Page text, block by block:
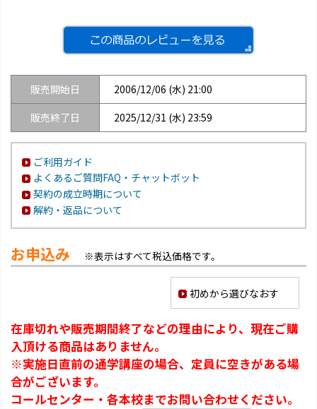
販売開始日
2006/12/06 (水) 21:00
販売終了日
2025/12/31 (水) 23:59
ご利用ガイド
よくあるご質問FAQ・チャットボット
契約の成立時期について
解約・返品について
お申込み ※表示はすべて税込価格です。
初めから選びなおす
在庫切れや販売期間終了などの理由により、現在ご購
入頂ける商品はありません。
※実施日直前の通学講座の場合、定員に空きがある場
合がございます。
コールセンター・各本校までお問い合わせください。